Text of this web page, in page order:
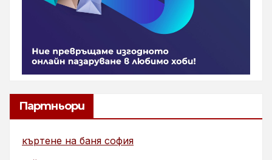
Партньори
къртене на баня софия